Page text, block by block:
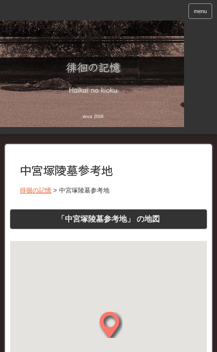
menu
中宮塚陵墓参考地
徘徊の記憶 > 中宮塚陵墓参考地
「中宮塚陵墓参考地」 の地図